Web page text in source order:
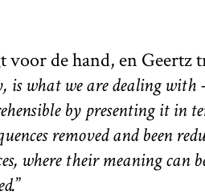
de hand, en Geertz
what we are dealing with
by presenting it in
removed and been
where their meaning can
”